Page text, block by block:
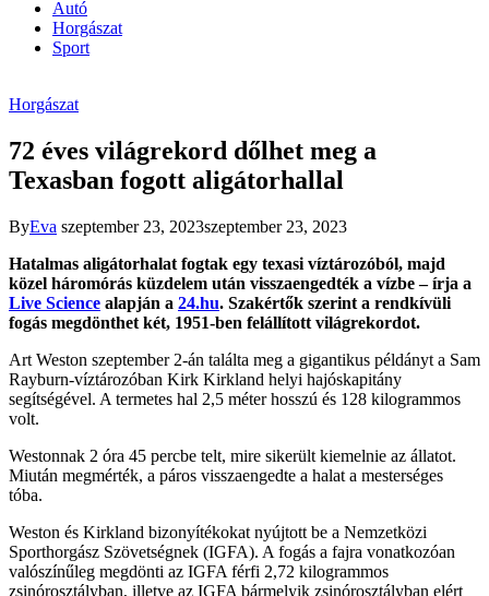
Autó
Horgászat
Sport
Horgászat
72 éves világrekord dőlhet meg a
Texasban fogott aligátorhallal
ByEva szeptember 23, 2023szeptember 23, 2023
Hatalmas aligátorhalat fogtak egy texasi víztározóból, majd
közel háromórás küzdelem után visszaengedték a vízbe – írja a
Live Science alapján a 24.hu. Szakértők szerint a rendkívüli
fogás megdönthet két, 1951-ben felállított világrekordot.
Art Weston szeptember 2-án találta meg a gigantikus példányt a Sam
Rayburn-víztározóban Kirk Kirkland helyi hajóskapitány
segítségével. A termetes hal 2,5 méter hosszú és 128 kilogrammos
volt.
Westonnak 2 óra 45 percbe telt, mire sikerült kiemelnie az állatot.
Miután megmérték, a páros visszaengedte a halat a mesterséges
tóba.
Weston és Kirkland bizonyítékokat nyújtott be a Nemzetközi
Sporthorgász Szövetségnek (IGFA). A fogás a fajra vonatkozóan
valószínűleg megdönti az IGFA férfi 2,72 kilogrammos
zsinórosztályban, illetve az IGFA bármelyik zsinórosztályban elért